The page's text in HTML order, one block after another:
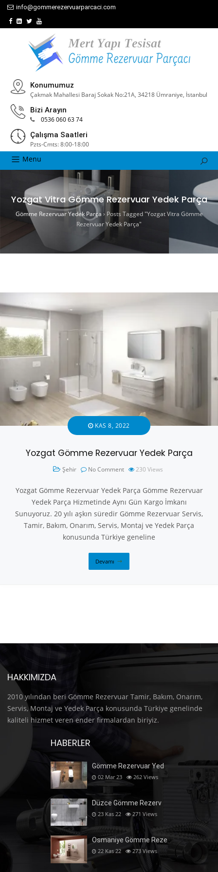
info@gommerezervuarparcaci.com
Konumumuz
Çakmak Mahallesi Baraj Sokak No:21A, 34218 Ümraniye, İstanbul
Bizi Arayın
0536 060 63 74
Çalışma Saatleri
Pzts-Cmts: 8:00-18:00
Menu
Yozgat Vitra Gömme Rezervuar Yedek Parça
Gömme Rezervuar Yedek Parça › Posts Tagged "Yozgat Vitra Gömme
Rezervuar Yedek Parça"
KAS 8, 2022
Yozgat Gömme Rezervuar Yedek Parça
Şehir No Comment 230 Views
Yozgat Gömme Rezervuar Yedek Parça Gömme Rezervuar
Yedek Parça Hizmetinde Aynı Gün Kargo İmkanı
Sunuyoruz. 20 yılı aşkın süredir Gömme Rezervuar Servis,
Tamir, Bakım, Onarım, Servis, Montaj ve Yedek Parça
konusunda Türkiye geneline
Devamı
HAKKIMIZDA
2010 yılından beri Gömme Rezervuar Tamir, Bakım, Onarım,
Servis, Montaj ve Yedek Parça konusunda Türkiye genelinde
kaliteli hizmet veren ender firmalardan biriyiz.
HABERLER
Gömme Rezervuar Yed
02 Mar 23 262 Views
Düzce Gömme Rezerv
23 Kas 22 271 Views
Osmaniye Gömme Reze
22 Kas 22 273 Views